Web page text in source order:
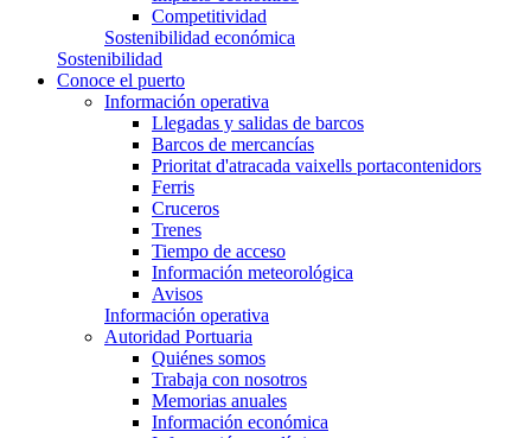
Competitividad
Sostenibilidad económica
Sostenibilidad
Conoce el puerto
Información operativa
Llegadas y salidas de barcos
Barcos de mercancías
Prioritat d'atracada vaixells portacontenidors
Ferris
Cruceros
Trenes
Tiempo de acceso
Información meteorológica
Avisos
Información operativa
Autoridad Portuaria
Quiénes somos
Trabaja con nosotros
Memorias anuales
Información económica